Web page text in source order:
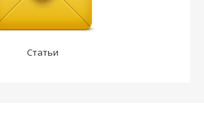
Статьи